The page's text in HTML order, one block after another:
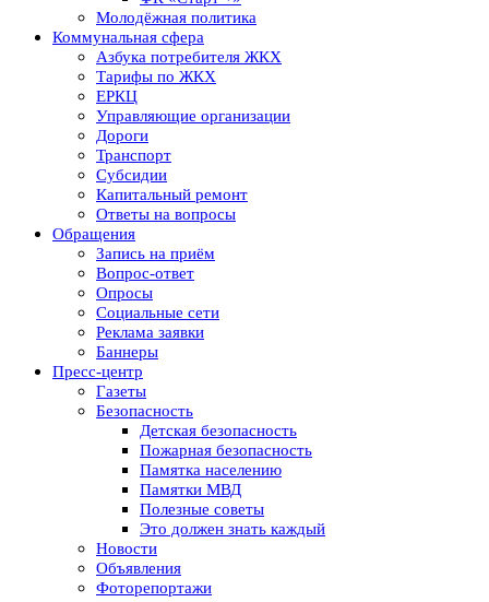
Молодёжная политика
Коммунальная сфера
Азбука потребителя ЖКХ
Тарифы по ЖКХ
ЕРКЦ
Управляющие организации
Дороги
Транспорт
Субсидии
Капитальный ремонт
Ответы на вопросы
Обращения
Запись на приём
Вопрос-ответ
Опросы
Социальные сети
Реклама заявки
Баннеры
Пресс-центр
Газеты
Безопасность
Детская безопасность
Пожарная безопасность
Памятка населению
Памятки МВД
Полезные советы
Это должен знать каждый
Новости
Объявления
Фоторепортажи